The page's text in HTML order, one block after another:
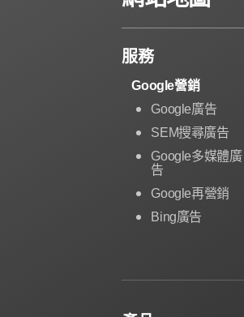
服務
Google營銷
Google廣告
SEM搜尋廣告
Google多媒體廣
告
Google再營銷
Bing廣告